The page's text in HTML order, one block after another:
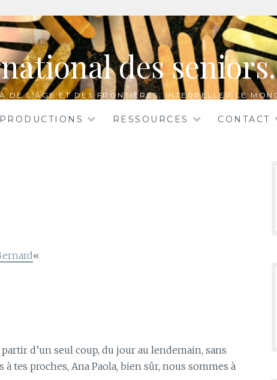
des
DE L'ÂGE ET DES FRONTIÈRES, INTERPELLER LE
PRODUCTIONS RESSOURCES CONTACT
«
d’un seul coup, du jour au lendemain, sans
tes proches, Ana Paola, bien sûr, nous sommes à